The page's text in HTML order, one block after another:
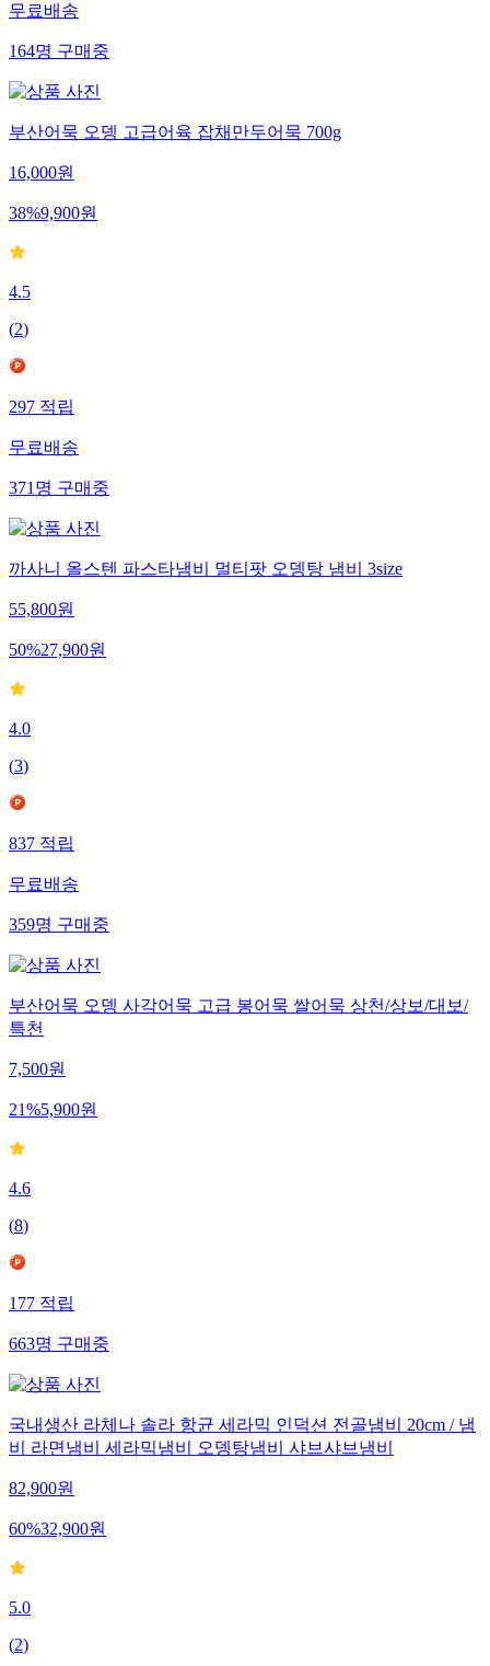
무료배송
164명구매중
부산어묵 오뎅 고급어육 잡채만두어묵 700g
16,000원
38%9,900원
4.5
(2)
297적립
무료배송
371명구매중
까사니 올스텐 파스타냄비 멀티팟 오뎅탕 냄비 3size
55,800원
50%27,900원
4.0
(3)
837적립
무료배송
359명구매중
부산어묵 오뎅 사각어묵 고급 봉어묵 쌀어묵 상천/상보/대보/
특천
7,500원
21%5,900원
4.6
(8)
177적립
663명구매중
국내생산 라체나 솔라 항균 세라믹 인덕션 전골냄비 20cm / 냄
비 라면냄비 세라믹냄비 오뎅탕냄비 샤브샤브냄비
82,900원
60%32,900원
5.0
(2)